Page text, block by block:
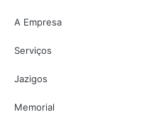
A Empresa
Serviços
Jazigos
Memorial